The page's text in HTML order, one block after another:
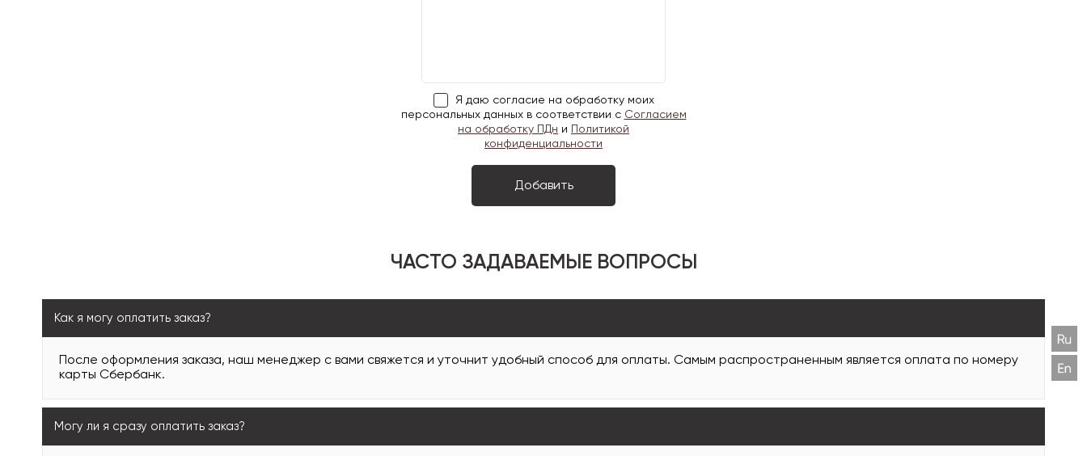
Я даю согласие на обработку моих
персональных данных в соответствии с Согласием
на обработку ПДн и
Политикой
конфиденциальности
ЧАСТО ЗАДАВАЕМЫЕ ВОПРОСЫ
Как я могу оплатить заказ?
После оформления заказа, наш менеджер с вами свяжется и уточнит удобный способ для оплаты. Самым распространенным является оплата по номеру
карты Сбербанк.
Могу ли я сразу оплатить заказ?